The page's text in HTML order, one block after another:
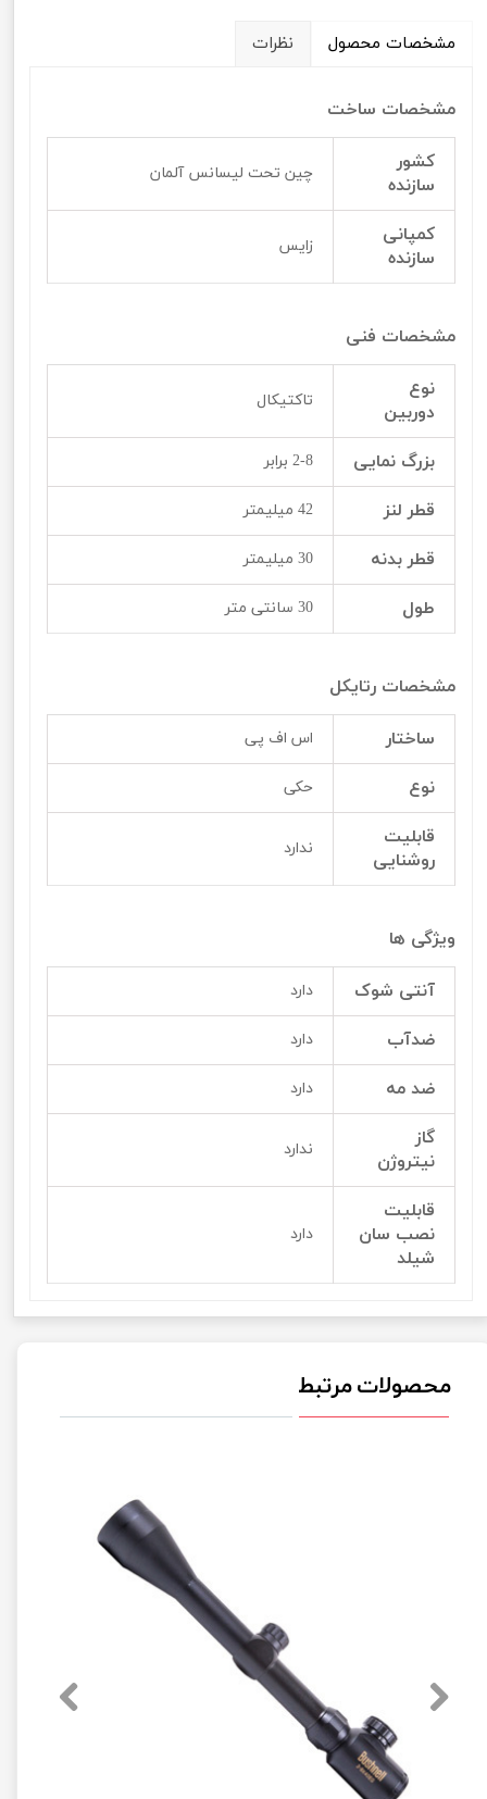
مشخصات محصول نظرات
مشخصات ساخت
کشور
سازنده
چین تحت لیسانس آلمان
کمپانی
سازنده
زایس
مشخصات فنی
نوع
دوربین
تاکتیکال
بزرگ نمایی 2-8 برابر
قطر لنز 42 میلیمتر
قطر بدنه 30 میلیمتر
طول 30 سانتی متر
مشخصات رتایکل
ساختار اس اف پی
نوع حکی
قابلیت
روشنایی
ندارد
ویژگی ها
آنتی شوک دارد
ضدآب دارد
ضد مه دارد
گاز
نیتروژن
ندارد
قابلیت
نصب سان
شیلد
دارد
محصولات مرتبط